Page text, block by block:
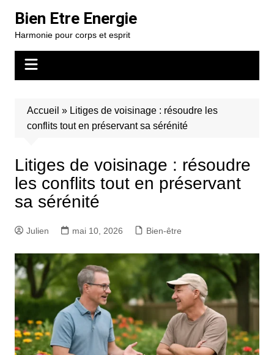
contenu
Bien Etre Energie
Harmonie pour corps et esprit
Accueil » Litiges de voisinage : résoudre les
conflits tout en préservant sa sérénité
Litiges de voisinage : résoudre
les conflits tout en préservant
sa sérénité
Julien mai 10, 2026 Bien-être